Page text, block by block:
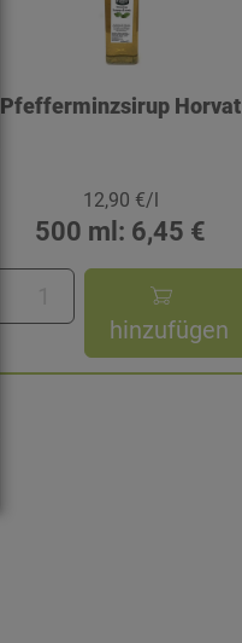
Pfefferminzsirup Horvat
12,90 €/l
500 ml: 6,45 €
hinzufügen